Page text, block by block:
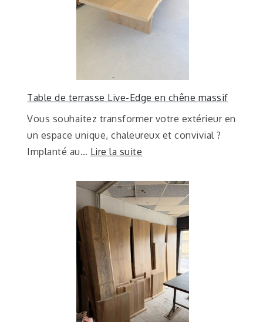
Table de terrasse Live-Edge en chêne massif
Vous souhaitez transformer votre extérieur en
un espace unique, chaleureux et convivial ?
Implanté au… Lire la suite